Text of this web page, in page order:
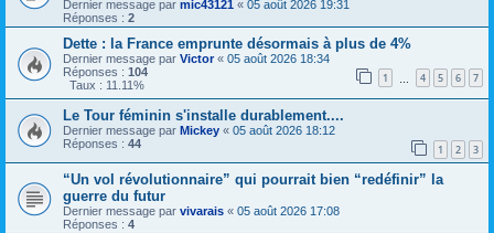
Dernier message par mic43121 « 05 août 2026 19:31
Réponses : 2
Dette : la France emprunte désormais à plus de 4%
Dernier message par Victor« 05 août 2026 18:34
Réponses : 104 1 4 5 6 7
Taux : 11.11%
Le Tour féminin s'installe durablement....
Dernier message par Mickey « 05 août 2026 18:12
Réponses : 44 1 2 3
“Un vol révolutionnaire” qui pourrait bien “redéfinir” la
guerre du futur
Dernier message par vivarais « 05 août 2026 17:08
Réponses : 4